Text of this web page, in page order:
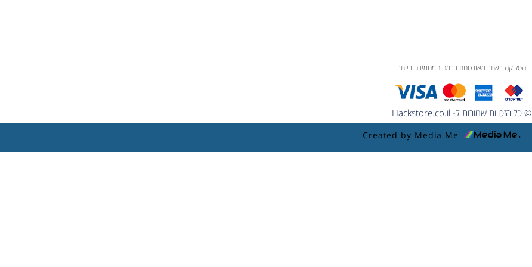
הסליקה באתר מאובטחת ברמה המחמירה ביותר
© כל הזכויות שמורות ל- Hackstore.co.il
Created by Media Me